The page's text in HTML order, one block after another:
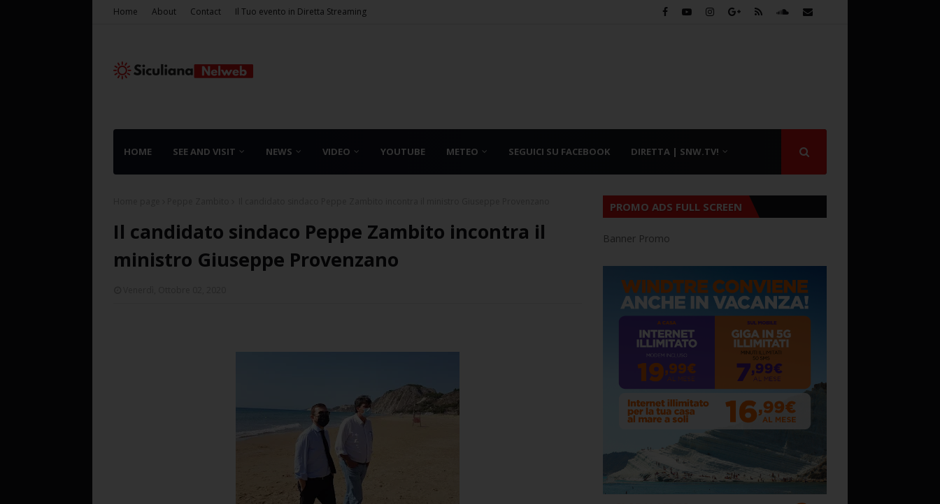
Home About Contact Il Tuo evento in Diretta Streaming
HOME SEE AND VISIT NEWS VIDEO YOUTUBE METEO SEGUICI SU FACEBOOK DIRETTA | SNW.TV!
Il candidato sindaco Peppe Zambito incontra il
ministro Giuseppe Provenzano
PROMO ADS FULL SCREEN
Banner Promo